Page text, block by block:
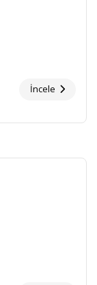
İncele